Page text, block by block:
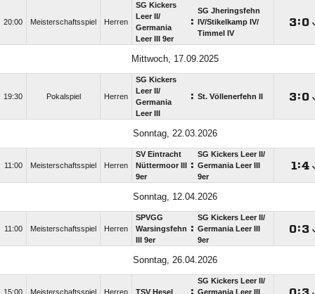
20:00 Meisterschaftsspiel Herren
SG Kickers
Leer II/​
Germania
Leer III 9er
:
SG Jheringsfehn
IV/​Stikelkamp IV/​
Timmel IV
:
Mittwoch, 17.09.2025
19:30 Pokalspiel Herren
SG Kickers
Leer II/​
Germania
Leer III
: St. Völlenerfehn II :
Sonntag, 22.03.2026
11:00 Meisterschaftsspiel Herren
SV Eintracht
Nüttermoor III
9er
:
SG Kickers Leer II/​
Germania Leer III
9er
:
Sonntag, 12.04.2026
11:00 Meisterschaftsspiel Herren
SPVGG
Warsingsfehn
III 9er
:
SG Kickers Leer II/​
Germania Leer III
9er
:
Sonntag, 26.04.2026
15:00 Meisterschaftsspiel Herren TSV Hesel
SG Kickers Leer II/​
Germania Leer III